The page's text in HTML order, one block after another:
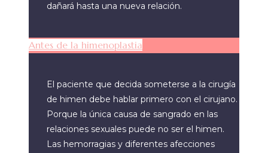
dañará hasta una nueva relación.
Antes de la himenoplastia
El paciente que decida someterse a la cirugía
de himen debe hablar primero con el cirujano.
Porque la única causa de sangrado en las
relaciones sexuales puede no ser el himen.
Las hemorragias y diferentes afecciones